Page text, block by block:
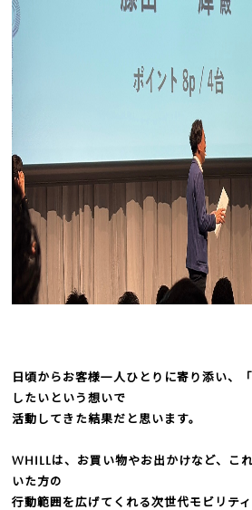
日頃からお客様一人ひとりに寄り添い、
したいという想いで
活動してきた結果だと思います。
WHILLは、お買い物やお出かけなど、こ
いた方の
行動範囲を広げてくれる次世代モビリティ